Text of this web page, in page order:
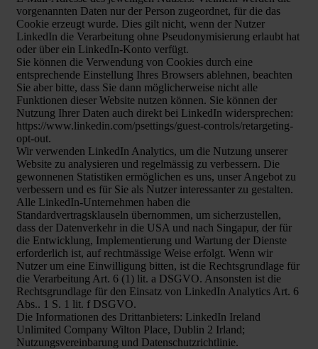
vorgenannten Daten nur der Person zugeordnet, für die das
Cookie erzeugt wurde. Dies gilt nicht, wenn der Nutzer
LinkedIn die Verarbeitung ohne Pseudonymisierung erlaubt hat
oder über ein LinkedIn-Konto verfügt.
Sie können die Verwendung von Cookies durch eine
entsprechende Einstellung Ihres Browsers ablehnen, beachten
Sie aber bitte, dass Sie dann möglicherweise nicht alle
Funktionen dieser Website nutzen können. Sie können der
Nutzung Ihrer Daten auch direkt bei LinkedIn widersprechen:
https://www.linkedin.com/psettings/guest-controls/retargeting-
opt-out.
Wir verwenden LinkedIn Analytics, um die Nutzung unserer
Website zu analysieren und regelmässig zu verbessern. Die
gewonnenen Statistiken ermöglichen es uns, unser Angebot zu
verbessern und es für Sie als Nutzer interessanter zu gestalten.
Alle LinkedIn-Unternehmen haben die
Standardvertragsklauseln übernommen, um sicherzustellen,
dass der Datenverkehr in die USA und nach Singapur, der für
die Entwicklung, Implementierung und Wartung der Dienste
erforderlich ist, auf rechtmässige Weise erfolgt. Wenn wir
Nutzer um eine Einwilligung bitten, ist die Rechtsgrundlage für
die Verarbeitung Art. 6 (1) lit. a DSGVO. Ansonsten ist die
Rechtsgrundlage für den Einsatz von LinkedIn Analytics Art. 6
Abs.. 1 S. 1 lit. f DSGVO.
Die Informationen des Drittanbieters: LinkedIn Ireland
Unlimited Company Wilton Place, Dublin 2 Irland;
Nutzungsvereinbarung und Datenschutzrichtlinie.